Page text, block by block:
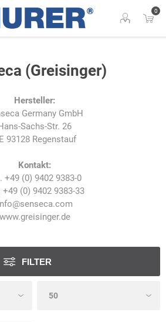
0
(Greisinger)
Hersteller:
Germany GmbH
Sachs-Str. 26
93128 Regenstauf
Kontakt:
+49 (0) 9402 9383-0
+49 (0) 9402 9383-33
www.greisinger.de
FILTER